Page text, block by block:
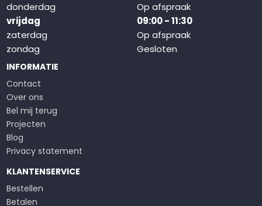
donderdag
Op afspraak
vrijdag
09:00 - 11:30
zaterdag
Op afspraak
zondag
Gesloten
INFORMATIE
Contact
Over ons
Bel mij terug
Projecten
Blog
Privacy statement
KLANTENSERVICE
Bestellen
Betalen